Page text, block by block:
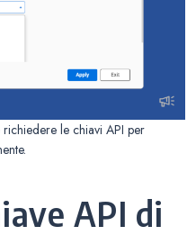
le chiavi API per
API di